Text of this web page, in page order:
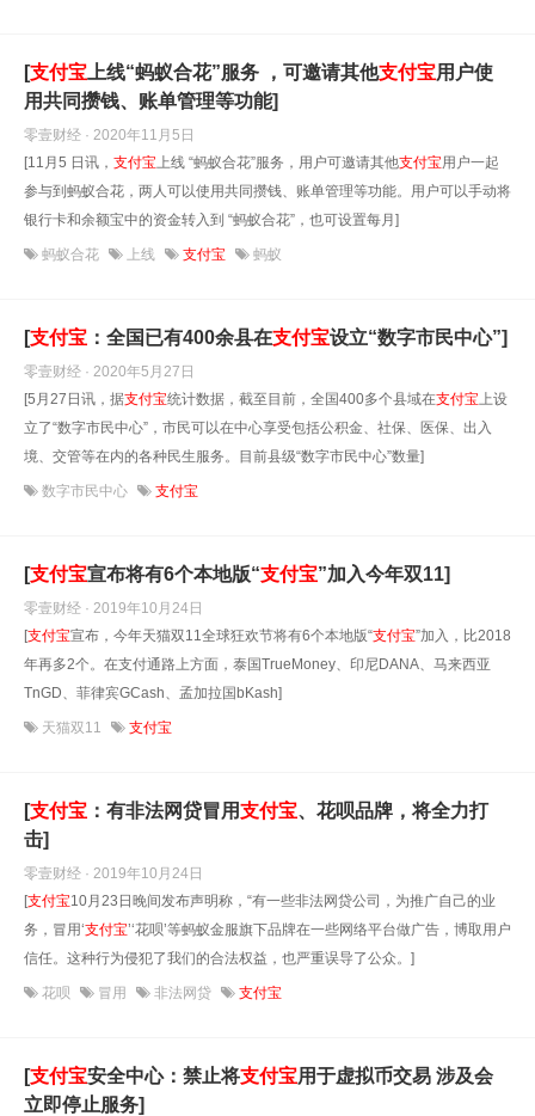
[支付宝 上线“蚂蚁合花”服务 ，可邀请其他支付宝用户使
用共同攒钱、账单管理等功能]
零壹财经 · 2020年11月5日
[11月5 日讯， 支付宝上线 “蚂蚁合花”服务，用户可邀请其他支付宝用户一起
参与到蚂蚁合花，两人可以使用共同攒钱、账单管理等功能。用户可以手动将
银行卡和余额宝中的资金转入到 “蚂蚁合花”，也可设置每月]
蚂蚁合花 上线 支付宝 蚂蚁
[支付宝 ：全国已有400余县在支付宝设立“数字市民中心”]
零壹财经 · 2020年5月27日
[5月27日讯，据支付宝统计数据，截至目前，全国400多个县域在支付宝上设
立了“数字市民中心”，市民可以在中心享受包括公积金、社保、医保、出入
境、交管等在内的各种民生服务。目前县级“数字市民中心”数量]
数字市民中心 支付宝
[支付宝宣布将有6个本地版“支付宝”加入今年双11]
零壹财经 · 2019年10月24日
[支付宝宣布，今年天猫双11全球狂欢节将有6个本地版“支付宝”加入，比2018
年再多2个。在支付通路上方面，泰国TrueMoney、印尼DANA、马来西亚
TnGD、菲律宾GCash、孟加拉国bKash]
天猫双11 支付宝
[支付宝 ：有非法网贷冒用支付宝、花呗品牌，将全力打
击]
零壹财经 · 2019年10月24日
[支付宝10月23日晚间发布声明称，“有一些非法网贷公司，为推广自己的业
务，冒用‘支付宝’‘花呗’等蚂蚁金服旗下品牌在一些网络平台做广告，博取用户
信任。这种行为侵犯了我们的合法权益，也严重误导了公众。]
花呗 冒用 非法网贷 支付宝
[支付宝安全中心：禁止将支付宝用于虚拟币交易 涉及会
立即停止服务]